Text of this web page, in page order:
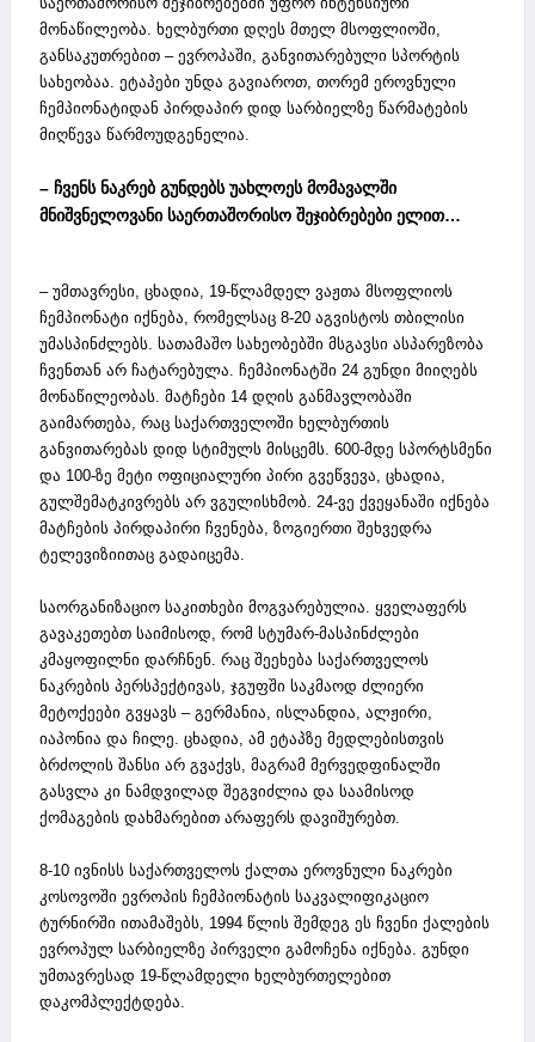
მონაწილეობა. ხელბურთი დღეს მთელ მსოფლიოში,
განსაკუთრებით – ევროპაში, განვითარებული სპორტის
სახეობაა. ეტაპები უნდა გავიაროთ, თორემ ეროვნული
ჩემპიონატიდან პირდაპირ დიდ სარბიელზე წარმატების
მიღწევა წარმოუდგენელია.
– ჩვენს ნაკრებ გუნდებს უახლოეს მომავალში
მნიშვნელოვანი საერთაშორისო შეჯიბრებები ელით…
– უმთავრესი, ცხადია, 19-წლამდელ ვაჟთა მსოფლიოს
ჩემპიონატი იქნება, რომელსაც 8-20 აგვისტოს თბილისი
უმასპინძლებს. სათამაშო სახეობებში მსგავსი ასპარეზობა
ჩვენთან არ ჩატარებულა. ჩემპიონატში 24 გუნდი მიიღებს
მონაწილეობას. მატჩები 14 დღის განმავლობაში
გაიმართება, რაც საქართველოში ხელბურთის
განვითარებას დიდ სტიმულს მისცემს. 600-მდე სპორტსმენი
და 100-ზე მეტი ოფიციალური პირი გვეწვევა, ცხადია,
გულშემატკივრებს არ ვგულისხმობ. 24-ვე ქვეყანაში იქნება
მატჩების პირდაპირი ჩვენება, ზოგიერთი შეხვედრა
ტელევიზიითაც გადაიცემა.
საორგანიზაციო საკითხები მოგვარებულია. ყველაფერს
გავაკეთებთ საიმისოდ, რომ სტუმარ-მასპინძლები
კმაყოფილნი დარჩნენ. რაც შეეხება საქართველოს
ნაკრების პერსპექტივას, ჯგუფში საკმაოდ ძლიერი
მეტოქეები გვყავს – გერმანია, ისლანდია, ალჟირი,
იაპონია და ჩილე. ცხადია, ამ ეტაპზე მედლებისთვის
ბრძოლის შანსი არ გვაქვს, მაგრამ მერვედფინალში
გასვლა კი ნამდვილად შეგვიძლია და საამისოდ
ქომაგების დახმარებით არაფერს დავიშურებთ.
8-10 ივნისს საქართველოს ქალთა ეროვნული ნაკრები
კოსოვოში ევროპის ჩემპიონატის საკვალიფიკაციო
ტურნირში ითამაშებს, 1994 წლის შემდეგ ეს ჩვენი ქალების
ევროპულ სარბიელზე პირველი გამოჩენა იქნება. გუნდი
უმთავრესად 19-წლამდელი ხელბურთელებით
დაკომპლექტდება.